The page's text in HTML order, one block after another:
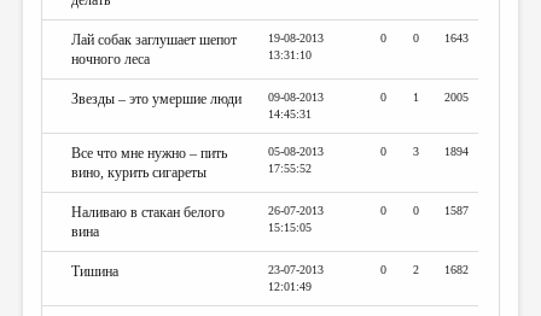
Лай собак заглушает шепот
ночного леса
19-08-2013
13:31:10
0 0 1643
Звезды – это умершие люди
09-08-2013
14:45:31
0 1 2005
Все что мне нужно – пить
вино, курить сигареты
05-08-2013
17:55:52
0 3 1894
Наливаю в стакан белого
вина
26-07-2013
15:15:05
0 0 1587
Тишина
23-07-2013
12:01:49
0 2 1682